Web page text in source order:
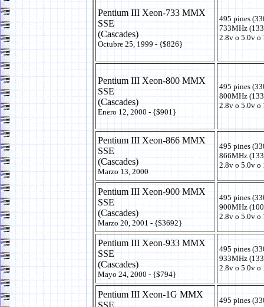
Pentium III Xeon-733 MMX
SSE
(Cascades)
Octubre 25, 1999 - {$826}
495 pines
733MHz
2.8v o 5.0v o
Pentium III Xeon-800 MMX
SSE
(Cascades)
Enero 12, 2000 - {$901}
495 pines
800MHz
2.8v o 5.0v o
Pentium III Xeon-866 MMX
SSE
(Cascades)
Marzo 13, 2000
495 pines
866MHz
2.8v o 5.0v o
Pentium III Xeon-900 MMX
SSE
(Cascades)
Marzo 20, 2001 - {$3692}
495 pines
900MHz
2.8v o 5.0v o
Pentium III Xeon-933 MMX
SSE
(Cascades)
Mayo 24, 2000 - {$794}
495 pines
933MHz
2.8v o 5.0v o
Pentium III Xeon-1G MMX
495 pines